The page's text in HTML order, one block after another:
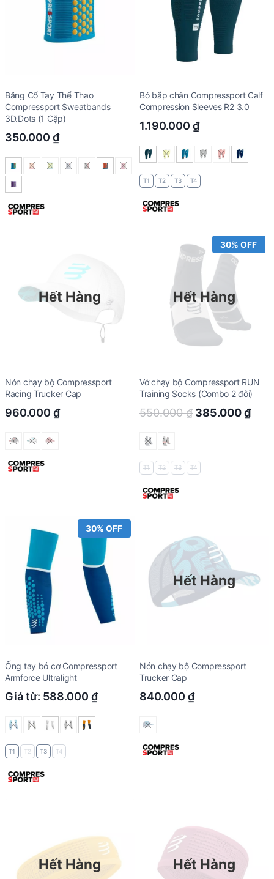
Băng Cổ Tay Thể Thao
Compressport Sweatbands
3D.Dots (1 Cặp)
350.000 ₫
Bó bắp chân Compressport Calf
Compression Sleeves R2 3.0
1.190.000 ₫
T1 T2 T3 T4
Hết Hàng
Nón chạy bộ Compressport
Racing Trucker Cap
960.000 ₫
Hết Hàng
30% OFF
Vớ chạy bộ Compressport RUN
Training Socks (Combo 2 đôi)
550.000₫ Original
550.000 ₫.
385.000₫
T1 T2 T3 T4
30% OFF
Ống tay bó cơ Compressport
Armforce Ultralight
Giá từ: 588.000 ₫
T1 T2 T3 T4
Hết Hàng
Nón chạy bộ Compressport
Trucker Cap
840.000 ₫
Hết Hàng Hết Hàng